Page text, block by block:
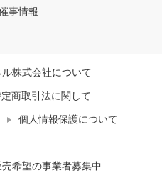
事情報
株式会社について
商取引法に関して
個人情報保護について
希望の事業者募集中